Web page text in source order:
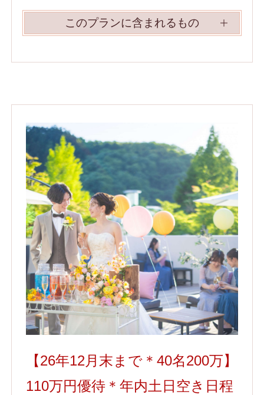
このプランに含まれるもの
【26年12月末まで＊40名200万】
110万円優待＊年内土日空き日程